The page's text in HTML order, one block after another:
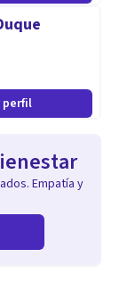
perfil
Empatía y